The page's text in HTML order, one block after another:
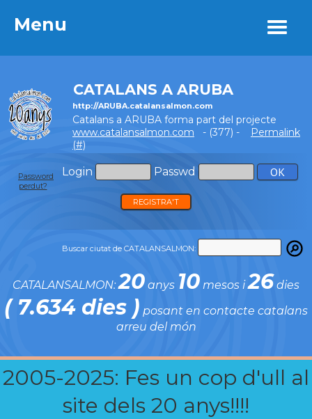
Menu
CATALANS A ARUBA
http://ARUBA.catalansalmon.com
Catalans a ARUBA forma part del projecte
www.catalansalmon.com - (377) -
Permalink
(#)
Login Passwd
Password
perdut?
REGISTRA'T
Buscar ciutat de CATALANSALMON:
CATALANSALMON:20 anys 10 mesos i26 dies
( 7.634 dies ) posant en contacte catalans
arreu del món
2005-2025: Fes un cop d'ull al
site dels 20 anys!!!!
Menu